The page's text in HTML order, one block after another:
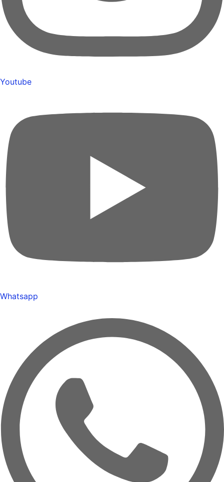
Youtube
Whatsapp